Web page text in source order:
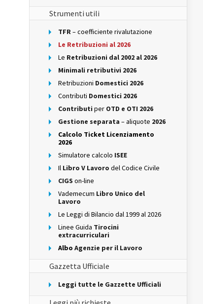
Strumenti utili
TFR– coefficiente rivalutazione
Le Retribuzioni al 2026
Le Retribuzioni dal 2002 al 2026
Minimali retributivi 2026
Retribuzioni Domestici 2026
Contributi Domestici 2026
Contributi per OTD e OTI 2026
Gestione separata – aliquote 2026
Calcolo Ticket Licenziamento
2026
Simulatore calcolo ISEE
Il Libro V Lavoro del Codice Civile
CIGS on-line
Vademecum Libro Unico del
Lavoro
Le Leggi di Bilancio dal 1999 al 2026
Linee Guida Tirocini
extracurriculari
Albo Agenzie per il Lavoro
Gazzetta Ufficiale
Leggi tutte le Gazzette Ufficiali